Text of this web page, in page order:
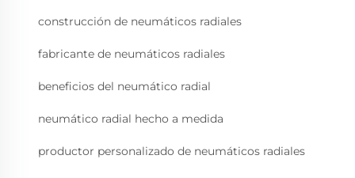
construcción de neumáticos radiales
fabricante de neumáticos radiales
beneficios del neumático radial
neumático radial hecho a medida
productor personalizado de neumáticos radiales